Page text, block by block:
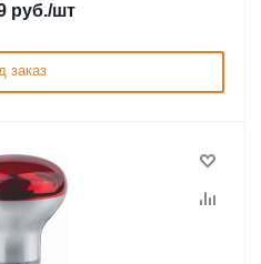
руб./шт
заказ